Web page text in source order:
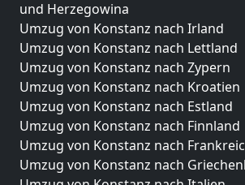
und Herzegowina
Umzug von Konstanz nach Irland
Umzug von Konstanz nach Lettland
Umzug von Konstanz nach Zypern
Umzug von Konstanz nach Kroatien
Umzug von Konstanz nach Estland
Umzug von Konstanz nach Finnland
Umzug von Konstanz nach
Umzug von Konstanz nach